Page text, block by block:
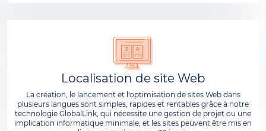
Localisation de site Web
La création, le lancement et l'optimisation de sites Web dans
plusieurs langues sont simples, rapides et rentables grâce à notre
technologie GlobalLink, qui nécessite une gestion de projet ou une
implication informatique minimale, et les sites peuvent être mis en